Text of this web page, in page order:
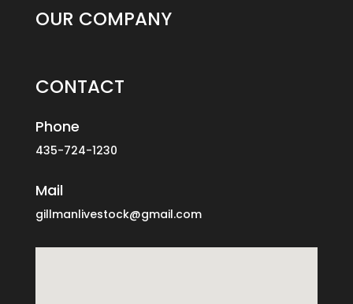
OUR COMPANY
CONTACT
Phone
435-724-1230
Mail
gillmanlivestock@gmail.com